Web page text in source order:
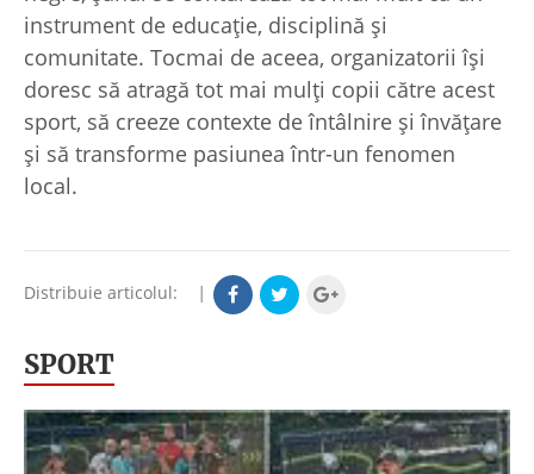
instrument de educație, disciplină și
comunitate. Tocmai de aceea, organizatorii își
doresc să atragă tot mai mulți copii către acest
sport, să creeze contexte de întâlnire și învățare
și să transforme pasiunea într-un fenomen
local.
Distribuie articolul: |
SPORT